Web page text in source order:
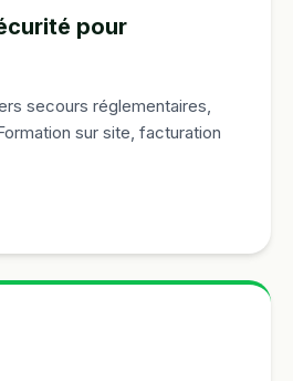
pour
secours réglementaires,
sur site, facturation